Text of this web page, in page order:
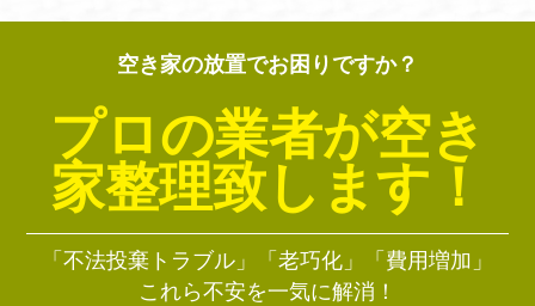
空き家の放置でお困りですか？
プロの業者が空き
家整理致します！
「不法投棄トラブル」「老巧化」「費用増加」
これら不安を一気に解消！